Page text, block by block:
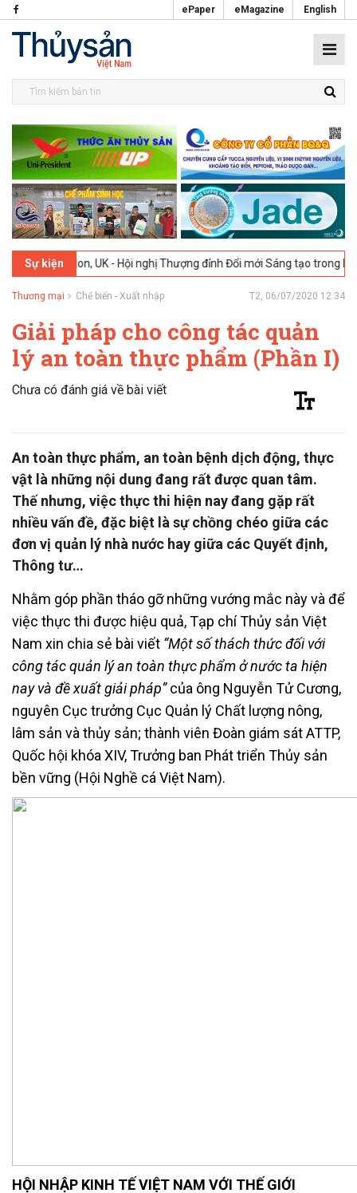
ePaper eMagazine English
Sự kiện
UK - Hội nghị Thượng đỉnh Đổi mới Sáng tạo trong Ngành Thực
Thương mại Chế biến - Xuất nhập T2, 06/07/2020 12:34
Giải pháp cho công tác quản
lý an toàn thực phẩm (Phần I)
Chưa có đánh giá về bài viết
An toàn thực phẩm, an toàn bệnh dịch động, thực
vật là những nội dung đang rất được quan tâm.
Thế nhưng, việc thực thi hiện nay đang gặp rất
nhiều vấn đề, đặc biệt là sự chồng chéo giữa các
đơn vị quản lý nhà nước hay giữa các Quyết định,
Thông tư…
Nhằm góp phần tháo gỡ những vướng mắc này và để
việc thực thi được hiệu quả, Tạp chí Thủy sản Việt
Nam xin chia sẻ bài viết “Một số thách thức đối với
công tác quản lý an toàn thực phẩm ở nước ta hiện
nay và đề xuất giải pháp”của ông Nguyễn Tử Cương,
nguyên Cục trưởng Cục Quản lý Chất lượng nông,
lâm sản và thủy sản; thành viên Đoàn giám sát ATTP,
Quốc hội khóa XIV, Trưởng ban Phát triển Thủy sản
bền vững (Hội Nghề cá Việt Nam).
HỘI NHẬP KINH TẾ VIỆT NAM VỚI THẾ GIỚI